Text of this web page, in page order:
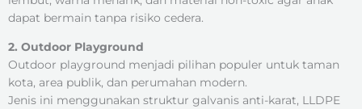
dapat bermain tanpa risiko cedera.
2. Outdoor Playground
Outdoor playground menjadi pilihan populer untuk taman
kota, area publik, dan perumahan modern.
Jenis ini menggunakan struktur galvanis anti-karat, LLDPE